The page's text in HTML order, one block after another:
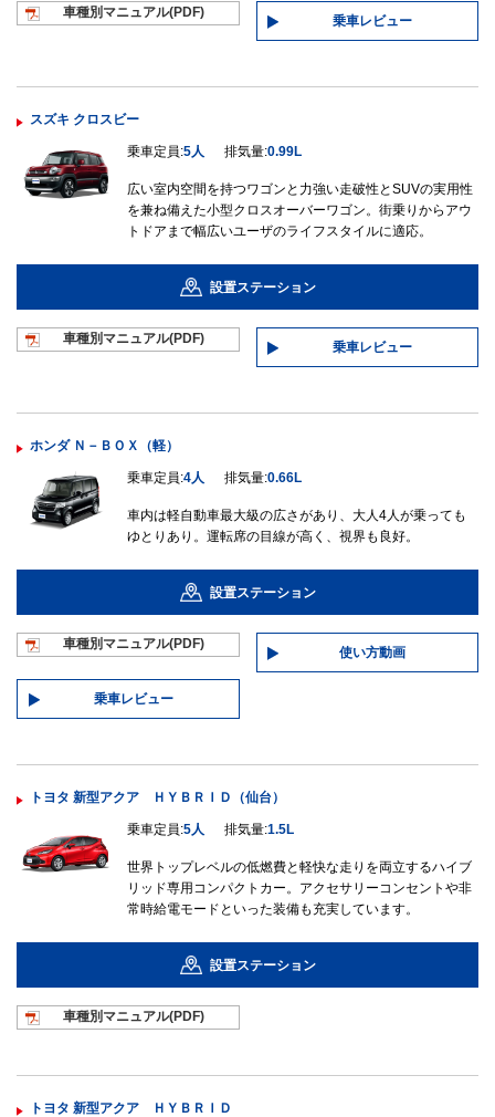
車種別マニュアル(PDF)
乗車レビュー
スズキ クロスビー
乗車定員:5人 排気量:0.99L
広い室内空間を持つワゴンと力強い走破性とSUVの実用性
を兼ね備えた小型クロスオーバーワゴン。街乗りからアウ
トドアまで幅広いユーザのライフスタイルに適応。
設置ステーション
車種別マニュアル(PDF)
乗車レビュー
ホンダ Ｎ－ＢＯＸ（軽）
乗車定員:4人 排気量:0.66L
車内は軽自動車最大級の広さがあり、大人4人が乗っても
ゆとりあり。運転席の目線が高く、視界も良好。
設置ステーション
車種別マニュアル(PDF)
使い方動画
乗車レビュー
トヨタ 新型アクア ＨＹＢＲＩＤ（仙台）
乗車定員:5人 排気量:1.5L
世界トップレベルの低燃費と軽快な走りを両立するハイブ
リッド専用コンパクトカー。アクセサリーコンセントや非
常時給電モードといった装備も充実しています。
設置ステーション
車種別マニュアル(PDF)
トヨタ 新型アクア ＨＹＢＲＩＤ